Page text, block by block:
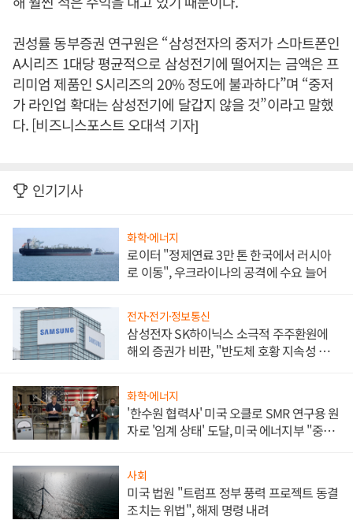
권성률 동부증권 연구원은 “삼성전자의 중저가 스마트폰인
A시리즈 1대당 평균적으로 삼성전기에 떨어지는 금액은 프
리미엄 제품인 S시리즈의 20% 정도에 불과하다”며 “중저
가 라인업 확대는 삼성전기에 달갑지 않을 것”이라고 말했
다. [비즈니스포스트 오대석 기자]
인기기사
화학·에너지
로이터 "정제연료 3만 톤 한국에서 러시아
로 이동", 우크라이나의 공격에 수요 늘어
전자·전기·정보통신
삼성전자 SK하이닉스 소극적 주주환원에
해외 증권가 비판, "반도체 호황 지속성 의
화학·에너지
'한수원 협력사' 미국 오클로 SMR 연구용 원
자로 '임계 상태' 도달, 미국 에너지부 "중요
사회
미국 법원 "트럼프 정부 풍력 프로젝트 동결
조치는 위법", 해제 명령 내려